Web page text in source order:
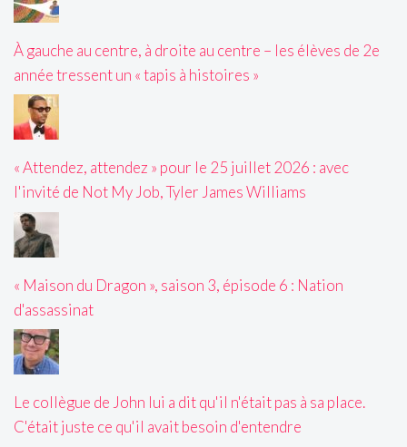
À gauche au centre, à droite au centre – les élèves de 2e
année tressent un « tapis à histoires »
« Attendez, attendez » pour le 25 juillet 2026 : avec
l'invité de Not My Job, Tyler James Williams
« Maison du Dragon », saison 3, épisode 6 : Nation
d'assassinat
Le collègue de John lui a dit qu'il n'était pas à sa place.
C'était juste ce qu'il avait besoin d'entendre